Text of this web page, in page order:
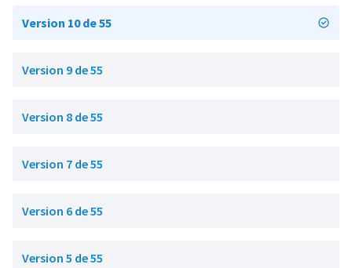
Version 10 de 55
Version 9 de 55
Version 8 de 55
Version 7 de 55
Version 6 de 55
Version 5 de 55